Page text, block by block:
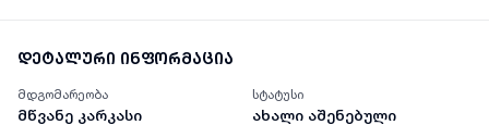
დეტალური ინფორმაცია
მდგომარეობა
მწვანე კარკასი
სტატუსი
ახალი აშენებული